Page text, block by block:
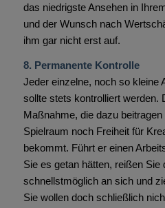
das niedrigste Ansehen in
und der Wunsch nach
ihm gar nicht erst auf.
8. Permanente Kontrolle
Jeder einzelne, noch so kleine
sollte stets kontrolliert werden.
Maßnahme, die dazu
Spielraum noch Freiheit für
bekommt. Führt er einen
Sie es getan hätten, reißen Sie
schnellstmöglich an sich und
Sie wollen doch schließlich